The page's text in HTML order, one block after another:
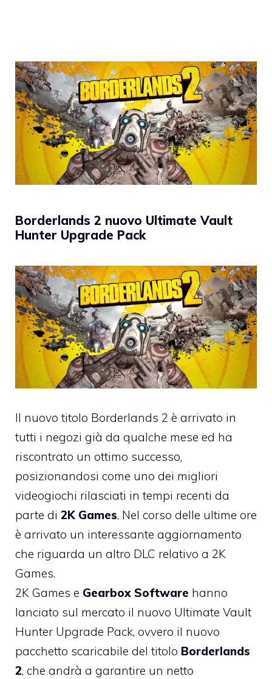
Borderlands 2 nuovo Ultimate Vault
Hunter Upgrade Pack
Il nuovo titolo Borderlands 2 è arrivato in
tutti i negozi già da qualche mese ed ha
riscontrato un ottimo successo,
posizionandosi come uno dei migliori
videogiochi rilasciati in tempi recenti da
parte di 2K Games. Nel corso delle ultime ore
è arrivato un interessante aggiornamento
che riguarda un altro DLC relativo a 2K
Games.
2K Games e Gearbox Software hanno
lanciato sul mercato il nuovo Ultimate Vault
Hunter Upgrade Pack, ovvero il nuovo
pacchetto scaricabile del titolo Borderlands
2, che andrà a garantire un netto